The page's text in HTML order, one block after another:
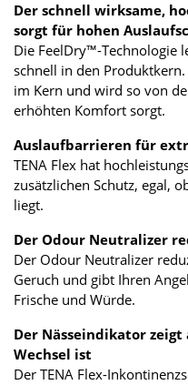
Der schnell wirksame,
sorgt für hohen
Die FeelDry™-Technologie
schnell in den
im Kern und wird so von
erhöhten Komfort sorgt.
Auslaufbarrieren für
TENA Flex hat
zusätzlichen Schutz, egal,
liegt.
Der Odour Neutralizer
Der Odour Neutralizer
Geruch und gibt Ihren
Frische und Würde.
Der Nässeindikator
Wechsel ist
Der TENA Flex-